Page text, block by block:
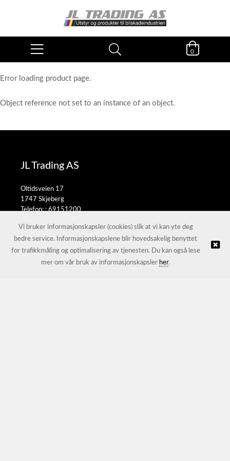
0
Error loading product page.
Object reference not set to an instance of an object.
JL Trading AS
Oltidsveien 17
1747 Skjeberg
Telefon: :69151200
© JL Trading AS |Nettbutikk levert av Kréatif
Vi bruker informasjonskapsler (cookies) slik at vi kan yte deg
bedre service. Informasjonskapslene blir hovedsakelig benyttet
for trafikkmåling og optimalisering av tjenesten. Du kan også lese
mer om vår bruk av informasjonskapsler her.